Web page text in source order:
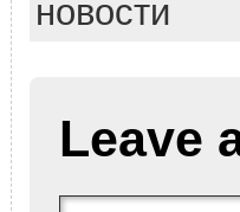
новости
Leave